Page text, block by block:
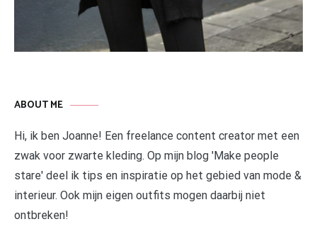
ABOUT ME
Hi, ik ben Joanne! Een freelance content creator met een
zwak voor zwarte kleding. Op mijn blog 'Make people
stare' deel ik tips en inspiratie op het gebied van mode &
interieur. Ook mijn eigen outfits mogen daarbij niet
ontbreken!